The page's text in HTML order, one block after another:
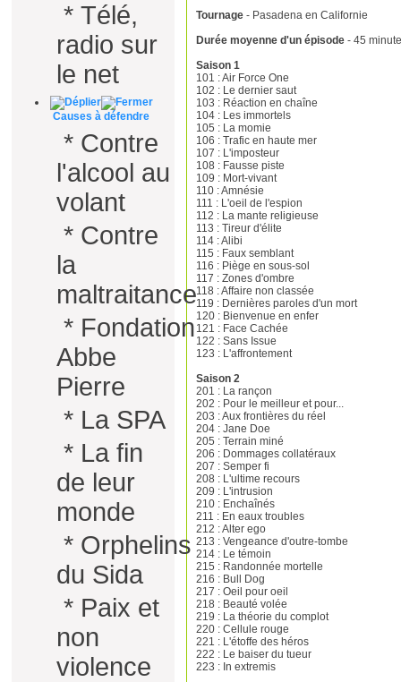
* Télé,
radio sur
le net
Causes à défendre
* Contre
l'alcool au
volant
* Contre
la
maltraitance
* Fondation
Abbe
Pierre
* La SPA
* La fin
de leur
monde
* Orphelins
du Sida
* Paix et
non
violence
Tournage - Pasadena en Californie
Durée moyenne d'un épisode - 45
Saison 1
101 : Air Force One
102 : Le dernier saut
103 : Réaction en chaîne
104 : Les immortels
105 : La momie
106 : Trafic en haute mer
107 : L'imposteur
108 : Fausse piste
109 : Mort-vivant
110 : Amnésie
111 : L'oeil de l'espion
112 : La mante religieuse
113 : Tireur d'élite
114 : Alibi
115 : Faux semblant
116 : Piège en sous-sol
117 : Zones d'ombre
118 : Affaire non classée
119 : Dernières paroles d'un mort
120 : Bienvenue en enfer
121 : Face Cachée
122 : Sans Issue
123 : L'affrontement
Saison 2
201 : La rançon
202 : Pour le meilleur et pour...
203 : Aux frontières du réel
204 : Jane Doe
205 : Terrain miné
206 : Dommages collatéraux
207 : Semper fi
208 : L'ultime recours
209 : L'intrusion
210 : Enchaînés
211 : En eaux troubles
212 : Alter ego
213 : Vengeance d'outre-tombe
214 : Le témoin
215 : Randonnée mortelle
216 : Bull Dog
217 : Oeil pour oeil
218 : Beauté volée
219 : La théorie du complot
220 : Cellule rouge
221 : L'étoffe des héros
222 : Le baiser du tueur
223 : In extremis